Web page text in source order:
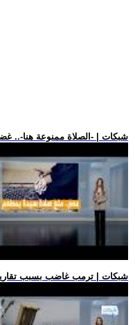
.. شبكات | -الصلاة ممنوعة
.. شبكات | ترمب غاضب بسبب